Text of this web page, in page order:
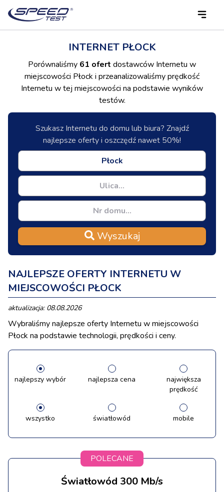
INTERNET PŁOCK
Porównaliśmy 61 ofert dostawców Internetu w
miejscowości Płock i przeanalizowaliśmy prędkość
Internetu w tej miejscowości na podstawie wyników
testów.
Szukasz Internetu do domu lub biura? Znajdź
najlepsze oferty i oszczędź nawet 50%!
Wyszukaj
NAJLEPSZE OFERTY INTERNETU W
MIEJSCOWOŚCI PŁOCK
aktualizacja: 08.08.2026
Wybraliśmy najlepsze oferty Internetu w miejscowości
Płock na podstawie technologii, prędkości i ceny.
najlepszy wybór najlepsza cena
największa
prędkość
wszystko światłowód mobile
POLECANE
Światłowód 300 Mb/s